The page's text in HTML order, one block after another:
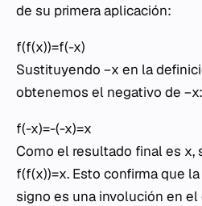
de su primera aplicación:
f(f(x))=f(-x)
Sustituyendo −x en la
obtenemos el negativo de −x:
f(-x)=-(-x)=x
Como el resultado final es x,
f(f(x))=x. Esto confirma que
signo es una involución en